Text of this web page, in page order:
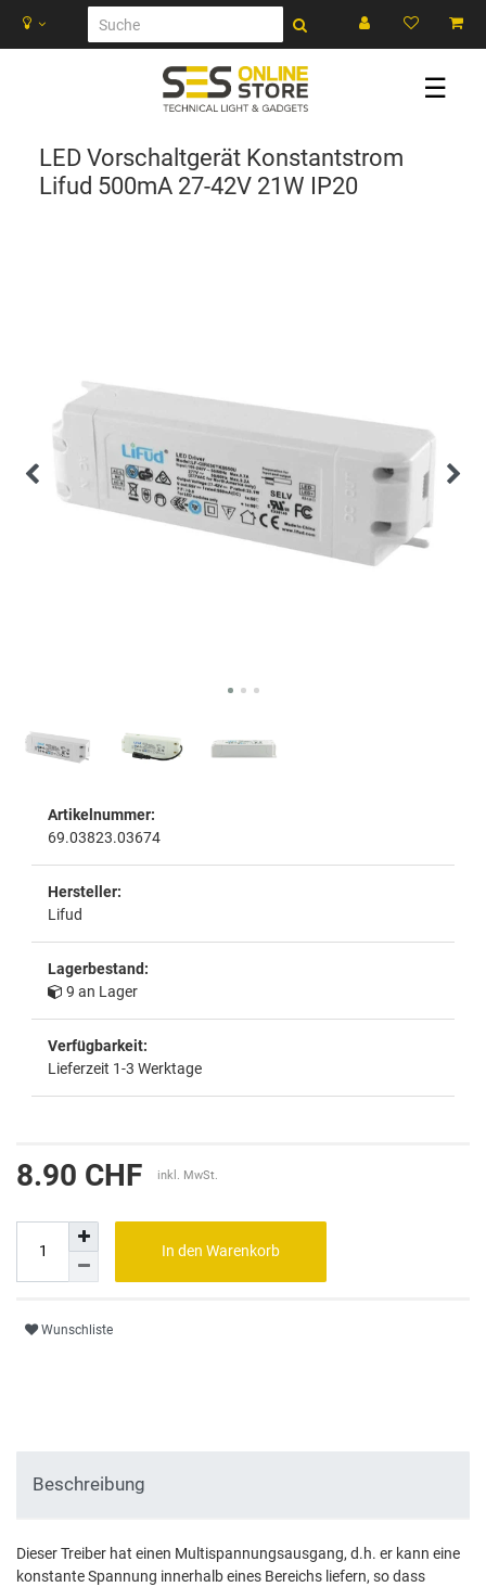
☰
LED Vorschaltgerät Konstantstrom
Lifud 500mA 27-42V 21W IP20
Artikelnummer:
69.03823.03674
Hersteller:
Lifud
Lagerbestand:
9 an Lager
Verfügbarkeit:
Lieferzeit 1-3 Werktage
8.90 CHF inkl. MwSt.
In den Warenkorb
Wunschliste
Beschreibung
Dieser Treiber hat einen Multispannungsausgang, d.h. er kann eine
konstante Spannung innerhalb eines Bereichs liefern, so dass